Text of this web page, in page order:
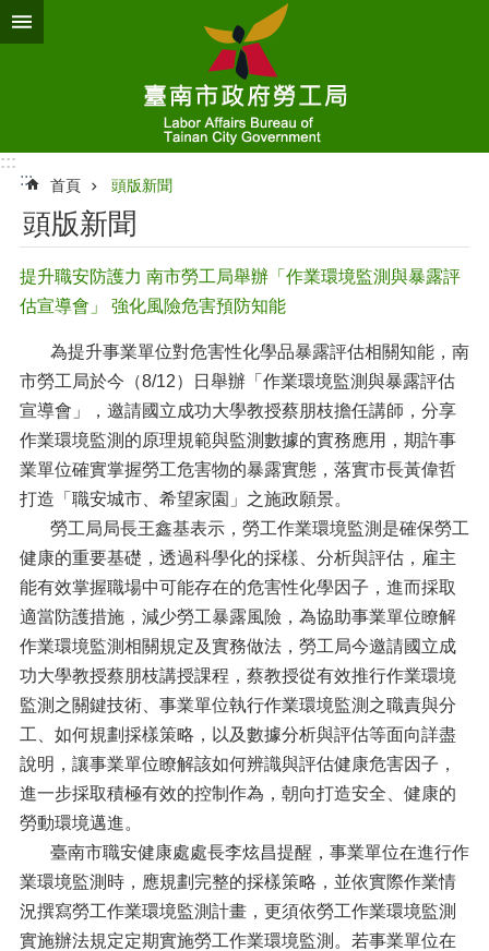
跳到主要內容區塊
:::
:::
首頁 頭版新聞
頭版新聞
提升職安防護力 南市勞工局舉辦「作業環境監測與暴露評
估宣導會」 強化風險危害預防知能
為提升事業單位對危害性化學品暴露評估相關知能，南
市勞工局於今（8/12）日舉辦「作業環境監測與暴露評估
宣導會」，邀請國立成功大學教授蔡朋枝擔任講師，分享
作業環境監測的原理規範與監測數據的實務應用，期許事
業單位確實掌握勞工危害物的暴露實態，落實市長黃偉哲
打造「職安城市、希望家園」之施政願景。
勞工局局長王鑫基表示，勞工作業環境監測是確保勞工
健康的重要基礎，透過科學化的採樣、分析與評估，雇主
能有效掌握職場中可能存在的危害性化學因子，進而採取
適當防護措施，減少勞工暴露風險，為協助事業單位瞭解
作業環境監測相關規定及實務做法，勞工局今邀請國立成
功大學教授蔡朋枝講授課程，蔡教授從有效推行作業環境
監測之關鍵技術、事業單位執行作業環境監測之職責與分
工、如何規劃採樣策略，以及數據分析與評估等面向詳盡
說明，讓事業單位瞭解該如何辨識與評估健康危害因子，
進一步採取積極有效的控制作為，朝向打造安全、健康的
勞動環境邁進。
臺南市職安健康處處長李炫昌提醒，事業單位在進行作
業環境監測時，應規劃完整的採樣策略，並依實際作業情
況撰寫勞工作業環境監測計畫，更須依勞工作業環境監測
實施辦法規定定期實施勞工作業環境監測。若事業單位在